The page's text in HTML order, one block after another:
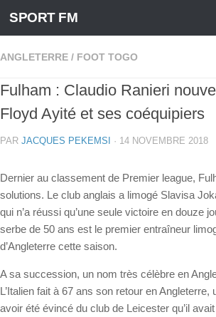
SPORT FM
ANGLETERRE / FOOT TOGO
Fulham : Claudio Ranieri
Floyd Ayité et ses coéquipiers
PAR JACQUES PEKEMSI · 14 NOVEMBRE 2018
Dernier au classement de Premier league,
solutions. Le club anglais a limogé Slavisa
qui n’a réussi qu’une seule victoire en douze
serbe de 50 ans est le premier entraîneur
d’Angleterre cette saison.
A sa succession, un nom très célèbre en
L’Italien fait à 67 ans son retour en Angleterre,
avoir été évincé du club de Leicester qu’il